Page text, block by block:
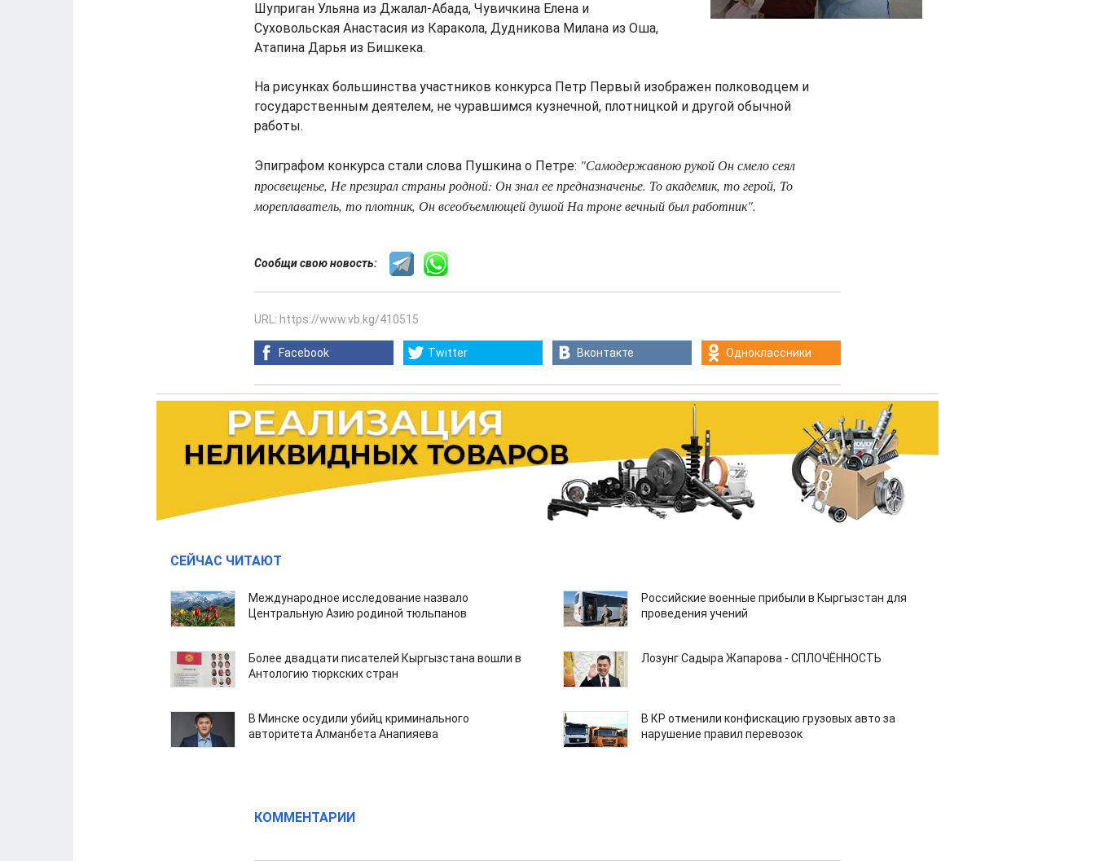
Шуприган Ульяна из Джалал-Абада, Чувичкина Елена и
Суховольская Анастасия из Каракола, Дудникова Милана из Оша,
Атапина Дарья из Бишкека.
На рисунках большинства участников конкурса Петр Первый изображен полководцем и
государственным деятелем, не чуравшимся кузнечной, плотницкой и другой обычной
работы.
Эпиграфом конкурса стали слова Пушкина о Петре: "Самодержавною рукой Он смело сеял
просвещенье, Не презирал страны родной: Он знал ее предназначенье. То академик, то герой, То
мореплаватель, то плотник, Он всеобъемлющей душой На троне вечный был работник".
Сообщи свою новость:
URL: https://www.vb.kg/410515
Facebook Twitter Вконтакте Одноклассники
СЕЙЧАС ЧИТАЮТ
Международное исследование назвало
Центральную Азию родиной тюльпанов
Российские военные прибыли в Кыргызстан для
проведения учений
Более двадцати писателей Кыргызстана вошли в
Антологию тюркских стран
Лозунг Садыра Жапарова - СПЛОЧЁННОСТЬ
В Минске осудили убийц криминального
авторитета Алманбета Анапияева
В КР отменили конфискацию грузовых авто за
нарушение правил перевозок
КОММЕНТАРИИ